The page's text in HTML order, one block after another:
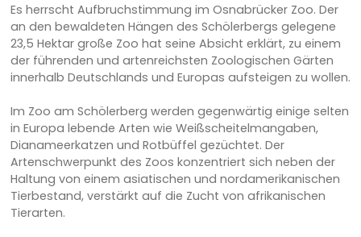
Es herrscht Aufbruchstimmung im Osnabrücker Zoo. Der
an den bewaldeten Hängen des Schölerbergs gelegene
23,5 Hektar große Zoo hat seine Absicht erklärt, zu einem
der führenden und artenreichsten Zoologischen Gärten
innerhalb Deutschlands und Europas aufsteigen zu wollen.
Im Zoo am Schölerberg werden gegenwärtig einige selten
in Europa lebende Arten wie Weißscheitelmangaben,
Dianameerkatzen und Rotbüffel gezüchtet. Der
Artenschwerpunkt des Zoos konzentriert sich neben der
Haltung von einem asiatischen und nordamerikanischen
Tierbestand, verstärkt auf die Zucht von afrikanischen
Tierarten.